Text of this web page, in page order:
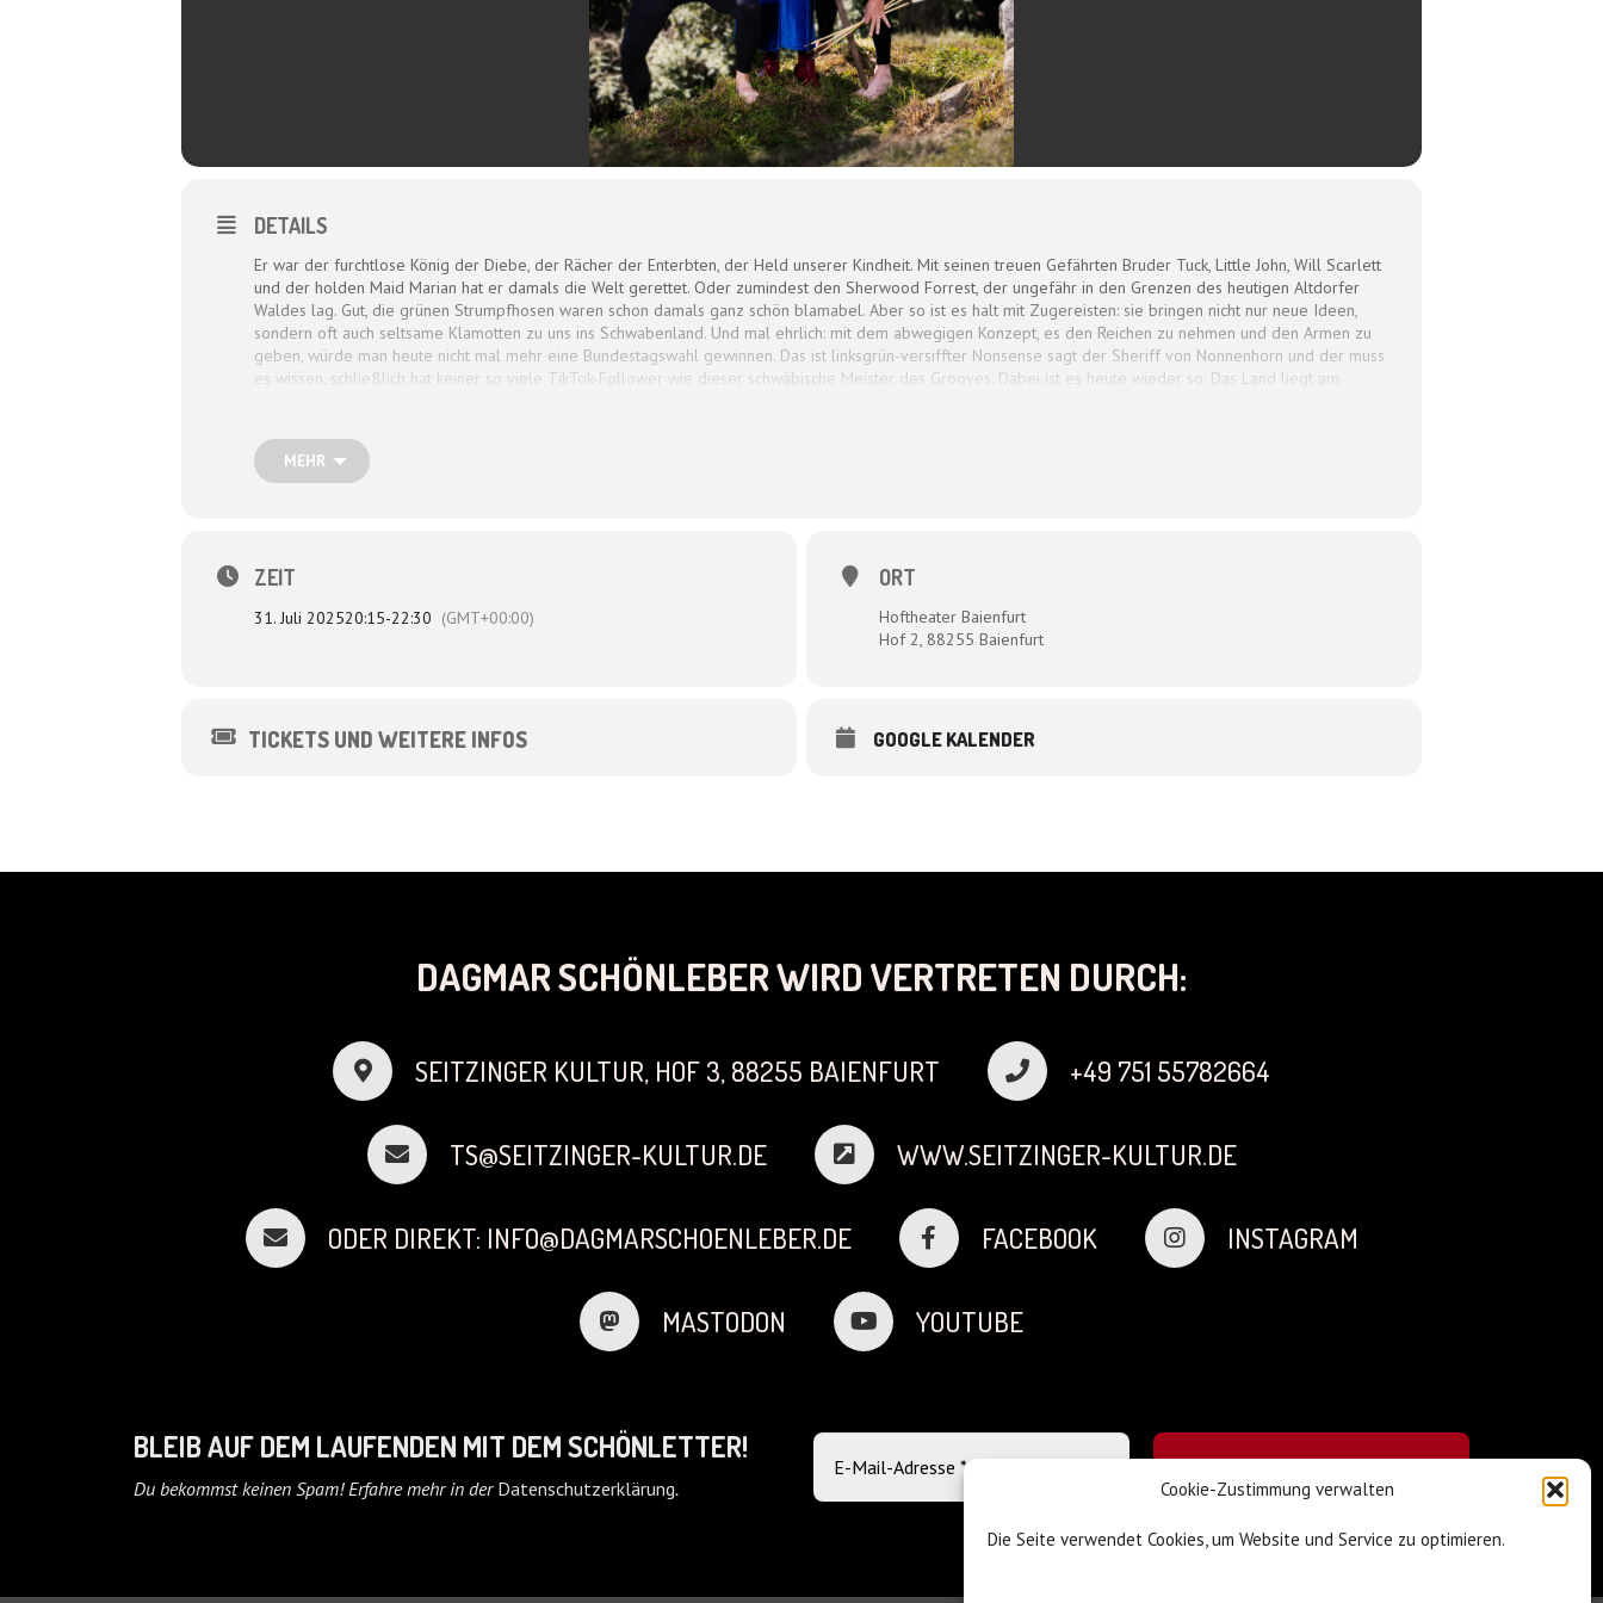
Cookie-Zustimmung verwalten
Die Seite verwendet Cookies, um Website und Service zu optimieren.
DETAILS
Er war der furchtlose König der Diebe, der Rächer der Enterbten, der Held unserer Kindheit. Mit seinen treuen Gefährten Bruder Tuck, Little John, Will Scarlett
und der holden Maid Marian hat er damals die Welt gerettet. Oder zumindest den Sherwood Forrest, der ungefähr in den Grenzen des heutigen Altdorfer
Waldes lag. Gut, die grünen Strumpfhosen waren schon damals ganz schön blamabel. Aber so ist es halt mit Zugereisten: sie bringen nicht nur neue Ideen,
sondern oft auch seltsame Klamotten zu uns ins Schwabenland. Und mal ehrlich: mit dem abwegigen Konzept, es den Reichen zu nehmen und den Armen zu
geben, würde man heute nicht mal mehr eine Bundestagswahl gewinnen. Das ist linksgrün-versiffter Nonsense sagt der Sheriff von Nonnenhorn und der muss
es wissen, schließlich hat keiner so viele TikTok-Follower wie dieser schwäbische Meister des Grooves. Dabei ist es heute wieder so: Das Land liegt am
Marian folgend – das Leben der Geknechteten zu verbessern. Es ist Zeit für einen Helden!
mit Dagmar Schönleber, Sascha Bendiks, Frank Smilgies, Uli Boettcher, Lotta & Emil Seitzinger
MEHR
ZEIT
31. Juli 202520:15-22:30 (GMT+00:00)
ORT
Hoftheater Baienfurt
Hof 2, 88255 Baienfurt
TICKETS UND WEITERE INFOS GOOGLE KALENDER
DAGMAR SCHÖNLEBER WIRD VERTRETEN DURCH:
SEITZINGER KULTUR, HOF 3, 88255 BAIENFURT +49 751 55782664
TS@SEITZINGER-KULTUR.DE WWW.SEITZINGER-KULTUR.DE
ODER DIREKT: INFO@DAGMARSCHOENLEBER.DE FACEBOOK INSTAGRAM
MASTODON YOUTUBE
BLEIB AUF DEM LAUFENDEN MIT DEM SCHÖNLETTER!
Du bekommst keinen Spam! Erfahre mehr in der Datenschutzerklärung.